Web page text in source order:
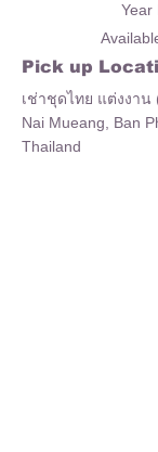
Year
Pick up
เช่าชุดไทย แต่งงาน
Nai Mueang, Ban
Thailand